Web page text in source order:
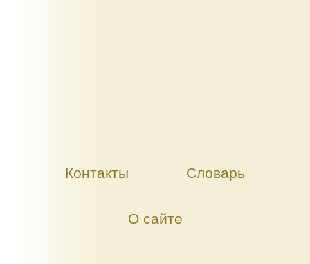
Контакты Словарь
О сайте